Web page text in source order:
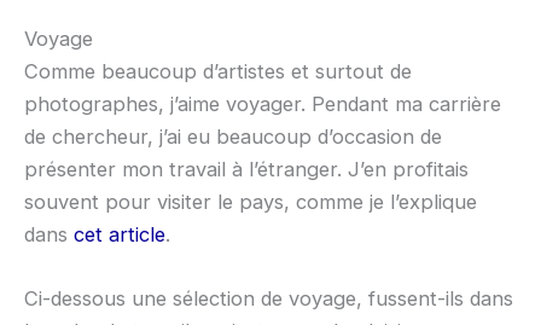
Voyage
Comme beaucoup d’artistes et surtout de
photographes, j’aime voyager. Pendant ma carrière
de chercheur, j’ai eu beaucoup d’occasion de
présenter mon travail à l’étranger. J’en profitais
souvent pour visiter le pays, comme je l’explique
dans cet article.
Ci-dessous une sélection de voyage, fussent-ils dans